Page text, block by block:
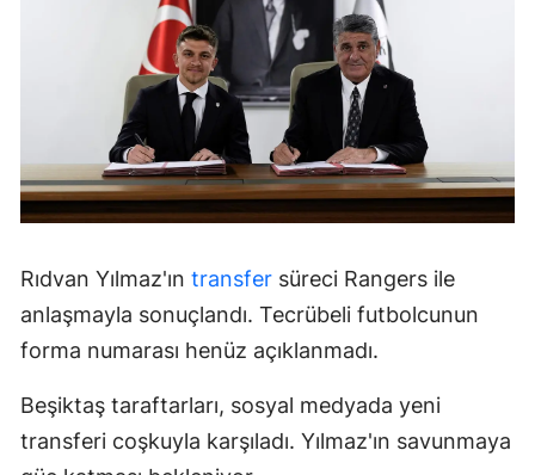
Rıdvan Yılmaz'ın transfer süreci Rangers ile
anlaşmayla sonuçlandı. Tecrübeli futbolcunun
forma numarası henüz açıklanmadı.
Beşiktaş taraftarları, sosyal medyada yeni
transferi coşkuyla karşıladı. Yılmaz'ın savunmaya